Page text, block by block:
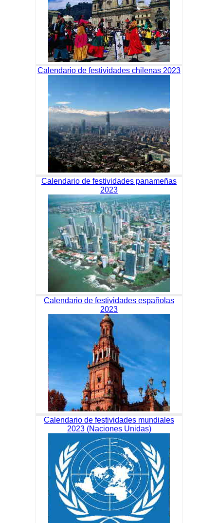
Calendario de festividades chilenas 2023
Calendario de festividades panameñas
2023
Calendario de festividades españolas
2023
Calendario de festividades mundiales
2023 (Naciones Unidas)